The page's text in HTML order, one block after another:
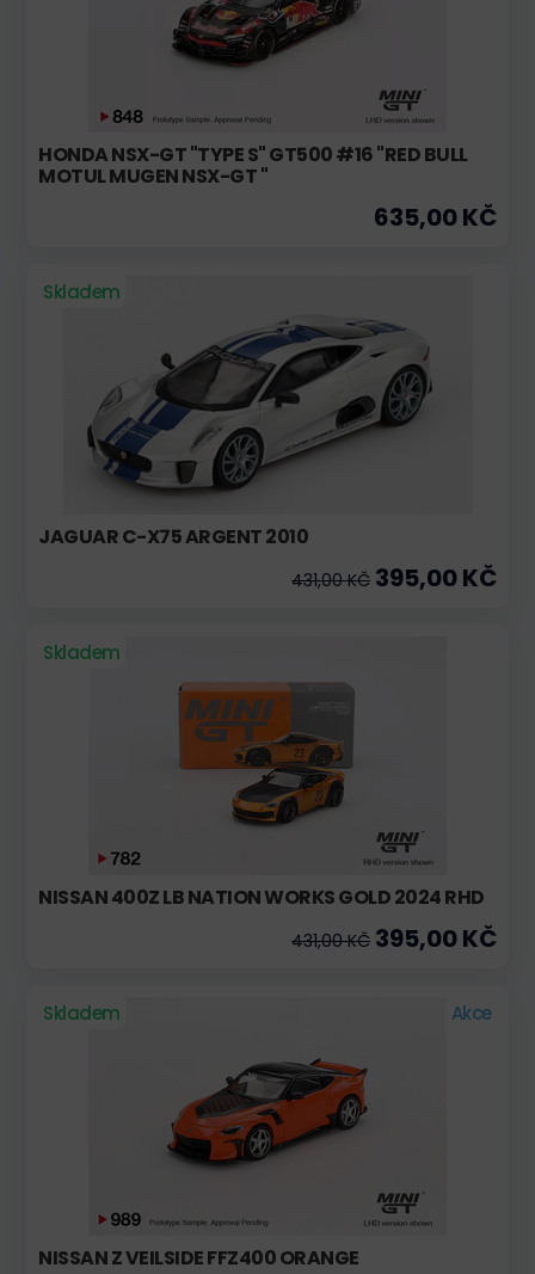
HONDA NSX-GT "TYPE S" GT500 #16 "RED BULL
MOTUL MUGEN NSX-GT "
635,00 KČ
Skladem
JAGUAR C-X75 ARGENT 2010
431,00 KČ 395,00 KČ
Skladem
NISSAN 400Z LB NATION WORKS GOLD 2024 RHD
431,00 KČ 395,00 KČ
Skladem Akce
NISSAN Z VEILSIDE FFZ400 ORANGE